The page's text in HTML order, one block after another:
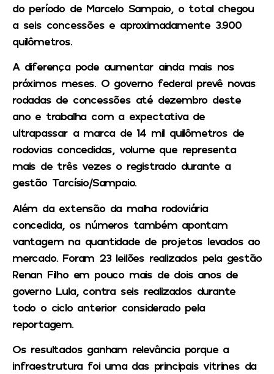
do período de Marcelo Sampaio, o total chegou
a seis concessões e aproximadamente 3.900
quilômetros.
A diferença pode aumentar ainda mais nos
próximos meses. O governo federal prevê novas
rodadas de concessões até dezembro deste
ano e trabalha com a expectativa de
ultrapassar a marca de 14 mil quilômetros de
rodovias concedidas, volume que representa
mais de três vezes o registrado durante a
gestão Tarcísio/Sampaio.
Além da extensão da malha rodoviária
concedida, os números também apontam
vantagem na quantidade de projetos levados ao
mercado. Foram 23 leilões realizados pela gestão
Renan Filho em pouco mais de dois anos de
governo Lula, contra seis realizados durante
todo o ciclo anterior considerado pela
reportagem.
Os resultados ganham relevância porque a
infraestrutura foi uma das principais vitrines da